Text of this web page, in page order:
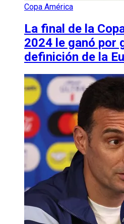
Copa América
La final de la
2024 le ganó por
definición de la